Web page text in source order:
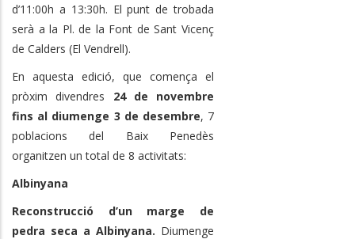
d’11:00h a 13:30h. Elpunt de trobada
serà a la Pl. de la Font de Sant Vicenç
de Calders (El Vendrell).
En aquesta edició, que comença el
pròxim divendres 24 de novembre
fins al diumenge 3 de desembre, 7
poblacions del Baix Penedès
organitzen un total de 8 activitats:
Albinyana
Reconstrucció d’un marge de
pedra seca a Albinyana. Diumenge